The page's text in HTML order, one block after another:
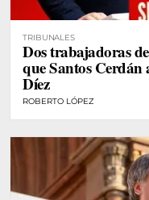
TRIBUNALES
Dos trabajadoras
que Santos Cerdán
Díez
ROBERTO LÓPEZ